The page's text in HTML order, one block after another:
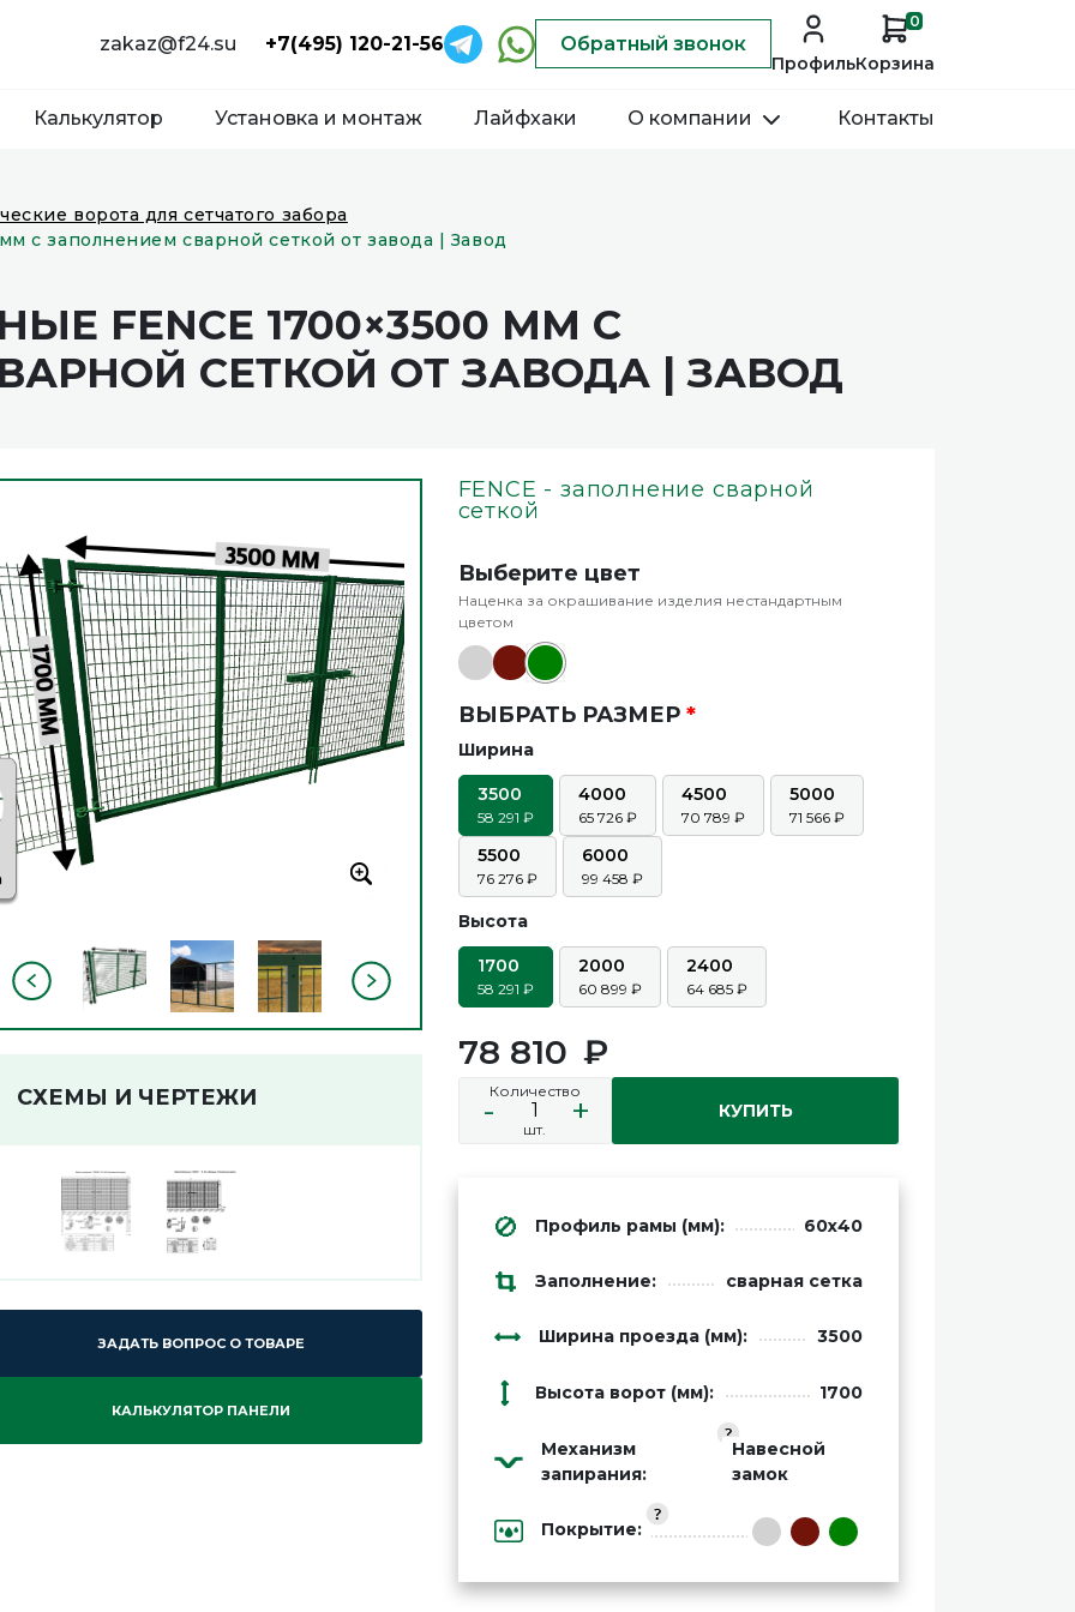
zakaz@f24.su +7(495) 120-21-56 Обратный звонок
Профиль
0
Корзина
Калькулятор Установка и монтаж Лайфхаки О компании Контакты
ворота для сетчатого забора
с заполнением сварной сеткой от завода | Завод
FENCE 1700×3500 ММ С
СЕТКОЙ ОТ ЗАВОДА | ЗАВОД
СХЕМЫ И ЧЕРТЕЖИ
ЗАДАТЬ ВОПРОС О ТОВАРЕ
КАЛЬКУЛЯТОР ПАНЕЛИ
FENCE - заполнение сварной
сеткой
Выберите цвет
Наценка за окрашивание изделия нестандартным
цветом
ВЫБРАТЬ РАЗМЕР *
Ширина
3500
58 291
4000
65 726
4500
70 789
5000
71 566
5500
76 276
6000
99 458
Высота
1700
58 291
2000
60 899
2400
64 685
78 810
Количество
- +
шт.
КУПИТЬ
Профиль рамы (мм): 60х40
Заполнение: сварная сетка
Ширина проезда (мм): 3500
Высота ворот (мм): 1700
Механизм
запирания:
Навесной
замок
Покрытие: